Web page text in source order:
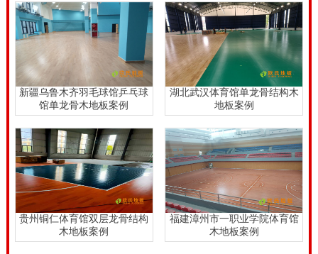
市场上单纯的采取价格竞争会得不偿失，不仅会影响厂
家的利益，更严重的是会造成运动木地板行业整体质量
的下降等混乱现象。运动木地板企业要发扬工匠精神，
才能赢得市场。
新疆乌鲁木齐羽毛球馆乒乓球
馆单龙骨木地板案例
湖北武汉体育馆单龙骨结构木
地板案例
贵州铜仁体育馆双层龙骨结构
木地板案例
福建漳州市一职业学院体育馆
木地板案例